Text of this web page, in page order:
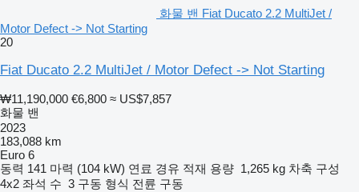
화물 밴 Fiat Ducato 2.2 MultiJet /
Motor Defect -> Not Starting
20
Fiat Ducato 2.2 MultiJet / Motor Defect -> Not Starting
₩11,190,000 €6,800 ≈ US$7,857
화물 밴
2023
183,088 km
Euro 6
동력 141 마력 (104 kW) 연료 경유 적재 용량 1,265 kg 차축 구성
4x2 좌석 수 3 구동 형식 전륜 구동